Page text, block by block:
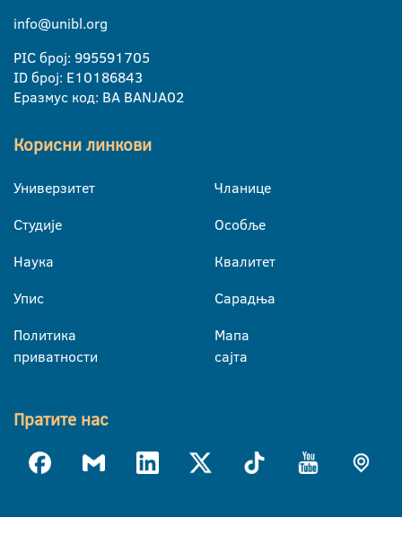
info@unibl.org
PIC број: 995591705
ID број: E10186843
Еразмус код: BA BANJA02
Корисни линкови
Универзитет
Студије
Наука
Упис
Политика
приватности
Чланице
Особље
Квалитет
Сарадња
Мапа
сајта
Пратите нас